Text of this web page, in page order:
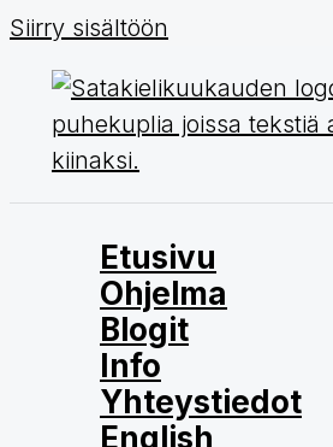
Siirry sisältöön
Etusivu
Ohjelma
Blogit
Info
Yhteystiedot
English